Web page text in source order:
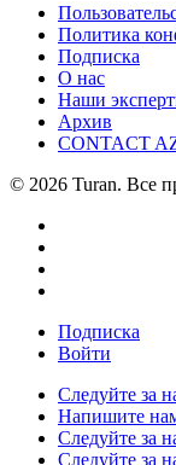
Политика
Подписка
О нас
Наши
Архив
CONTACT
© 2026 Turan. Все
Подписка
Войти
Следуйте за
Напишите
Следуйте за
Следуйте за